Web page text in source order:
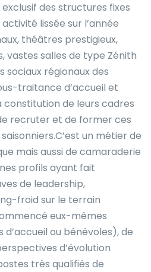
des structures fixes
lissée sur l’année
théâtres prestigieux,
vastes salles de type Zénith
sociaux régionaux des
traitance d’accueil et
constitution de leurs cadres
recruter et de former ces
un métier de
mais aussi de camaraderie
profils ayant fait
de leadership,
froid sur le terrain
eux-mêmes
ou bénévoles), de
d’évolution
très qualifiés de